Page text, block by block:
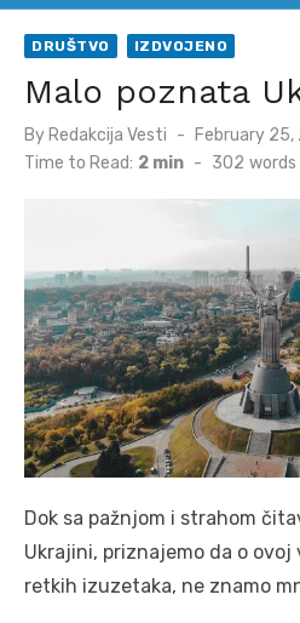
DRUŠTVO IZDVOJENO
Malo poznata
By Redakcija Vesti
Posted
February
Time to Read: 2 min - 302 words
Dok sa pažnjom i strahom
Ukrajini, priznajemo da o ovoj
retkih izuzetaka, ne znamo